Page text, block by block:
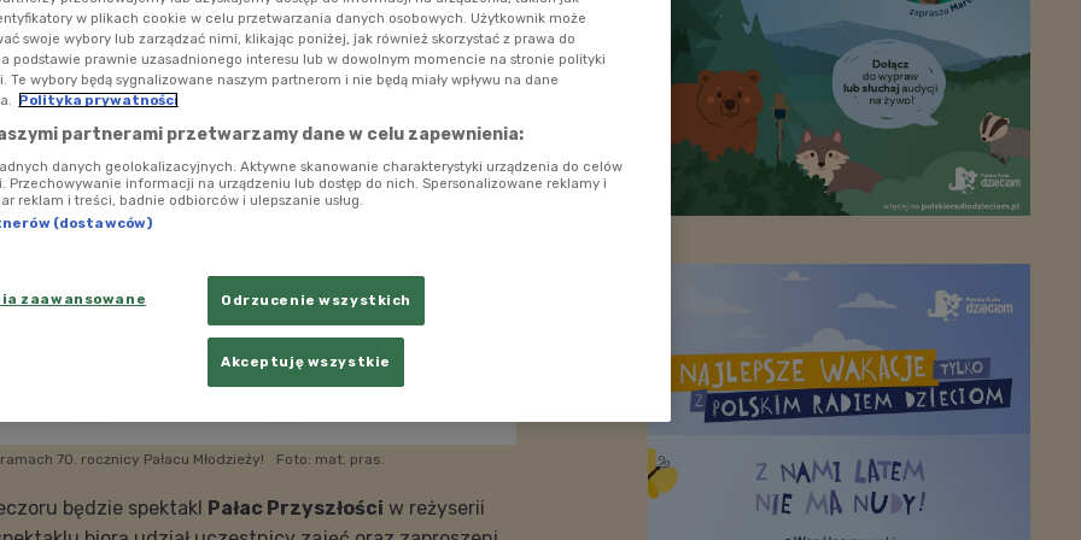
70. rocznicy Pałacu Młodzieży! Foto: mat. pras.
będzie spektakl Pałac Przyszłości w reżyserii
w plikach cookie w celu przetwarzania danych osobowych. Użytkownik może
swoje wybory lub zarządzać nimi, klikając poniżej, jak również skorzystać z prawa do
podstawie prawnie uzasadnionego interesu lub w dowolnym momencie na stronie polityki
Te wybory będą sygnalizowane naszym partnerom i nie będą miały wpływu na dane
Polityka prywatności
partnerami przetwarzamy dane w celu zapewnienia:
danych geolokalizacyjnych. Aktywne skanowanie charakterystyki urządzenia do celów
Przechowywanie informacji na urządzeniu lub dostęp do nich. Spersonalizowane reklamy i
reklam i treści, badnie odbiorców i ulepszanie usług.
(dostawców)
zaawansowane Odrzucenie wszystkich
Akceptuję wszystkie